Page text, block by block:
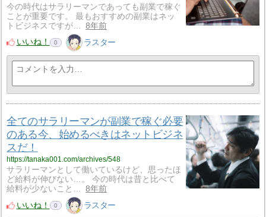
今の時代はサラリーマンであっても副業で稼ぐ
ことが重要です。 最もおすすめの副業はネッ
トビジネスですが…
8年前
いいね！
0 ラスター
全てのサラリーマンが副業で稼ぐ必要
のある今、始めるべきはネットビジネ
スだ！
https://tanaka001.com/archives/548
サラリーマンとして働いているけど、思ったほ
ど給料が伸びない…。 今の時代は昔と比べて
給料が少ないこと…
8年前
いいね！
0 ラスター